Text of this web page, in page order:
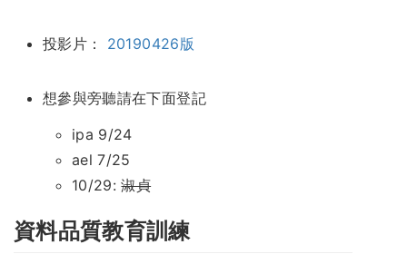
投影片： 20190426版
想參與旁聽請在下面登記
ipa 9/24
ael 7/25
10/29:淑貞
資料品質教育訓練